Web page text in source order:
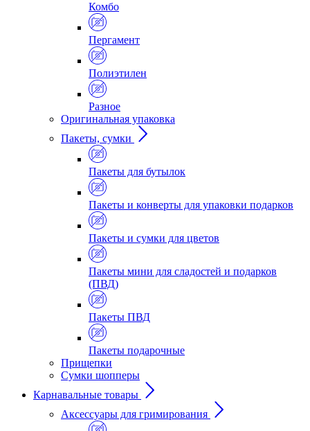
Комбо
Пергамент
Полиэтилен
Разное
Оригинальная упаковка
Пакеты, сумки
Пакеты для бутылок
Пакеты и конверты для упаковки подарков
Пакеты и сумки для цветов
Пакеты мини для сладостей и подарков
(ПВД)
Пакеты ПВД
Пакеты подарочные
Прищепки
Сумки шопперы
Карнавальные товары
Аксессуары для гримирования